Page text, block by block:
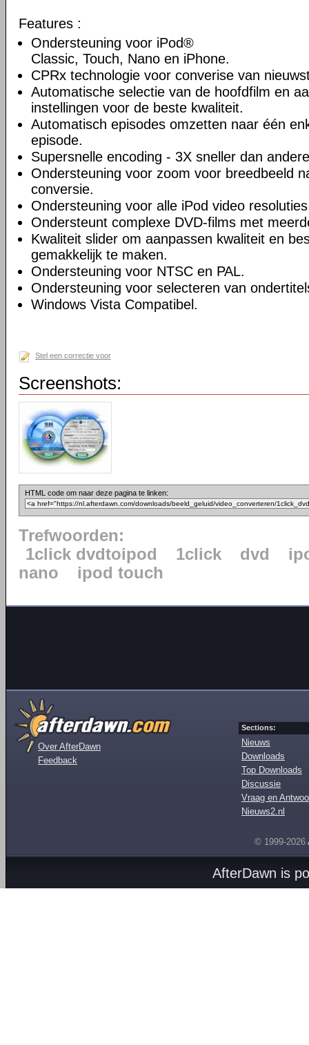
Features :
Ondersteuning voor iPod®
Classic, Touch, Nano en iPhone.
CPRx technologie voor converise van
Automatische selectie van de hoofdfilm en
instellingen voor de beste kwaliteit.
Automatisch episodes omzetten naar één
episode.
Supersnelle encoding - 3X sneller dan
Ondersteuning voor zoom voor breedbeeld
conversie.
Ondersteuning voor alle iPod video
Ondersteunt complexe DVD-films met
Kwaliteit slider om aanpassen kwaliteit en
gemakkelijk te maken.
Ondersteuning voor NTSC en PAL.
Ondersteuning voor selecteren van
Windows Vista Compatibel.
Stel een correctie voor
Screenshots:
HTML code om naar deze pagina te linken:
Trefwoorden:
1click dvdtoipod
1click dvd
nano
ipod touch
Over AfterDawn
Feedback
Sections:
Nieuws
Downloads
Top Downloads
Discussie
Vraag en
Nieuws2.nl
© 1999-2026
AfterDawn is